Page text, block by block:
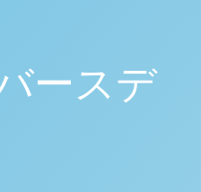
ースデ